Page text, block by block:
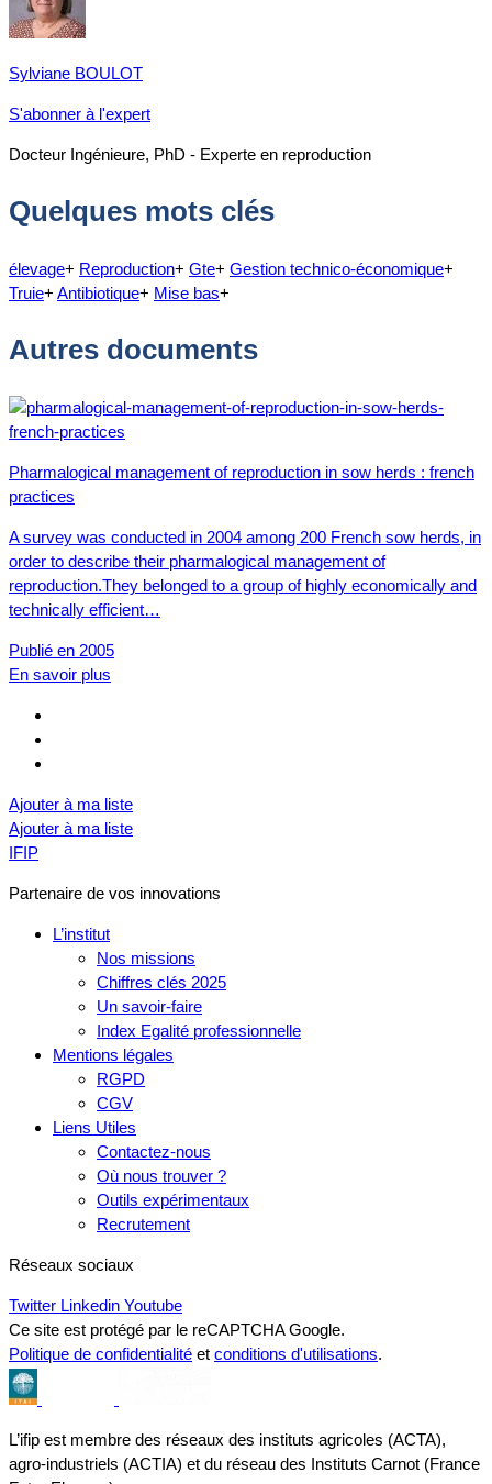
Sylviane BOULOT
S'abonner à l'expert
Docteur Ingénieure, PhD - Experte en reproduction
Quelques mots clés
élevage+ Reproduction+ Gte+ Gestion technico-économique+
Truie+ Antibiotique+ Mise bas+
Autres documents
Pharmalogical management of reproduction in sow herds : french
practices
A survey was conducted in 2004 among 200 French sow herds, in
order to describe their pharmalogical management of
reproduction.They belonged to a group of highly economically and
technically efficient…
Publié en 2005
En savoir plus
Ajouter à ma liste
Ajouter à ma liste
IFIP
Partenaire de vos innovations
L’institut
Nos missions
Chiffres clés 2025
Un savoir-faire
Index Egalité professionnelle
Mentions légales
RGPD
CGV
Liens Utiles
Contactez-nous
Où nous trouver ?
Outils expérimentaux
Recrutement
Réseaux sociaux
Twitter Linkedin Youtube
Ce site est protégé par le reCAPTCHA Google.
Politique de confidentialité et conditions d'utilisations.
L’ifip est membre des réseaux des instituts agricoles (ACTA),
agro-industriels (ACTIA) et du réseau des Instituts Carnot (France